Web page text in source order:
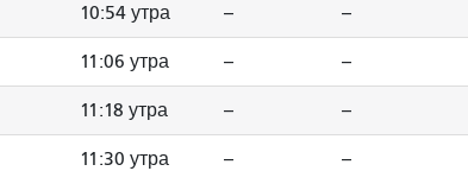
10:54 утра -- --
11:06 утра -- --
11:18 утра -- --
11:30 утра -- --